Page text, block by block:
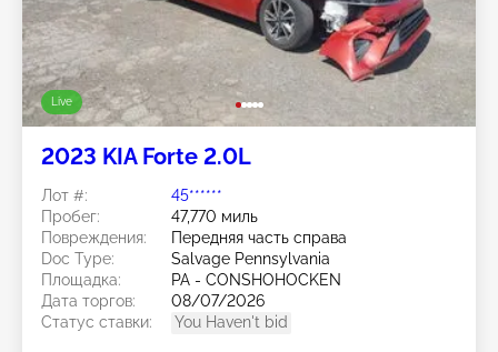
Live
2023 KIA Forte 2.0L
Лот #:
45******
Пробег:
47,770 миль
Повреждения:
Передняя часть справа
Doc Type:
Salvage Pennsylvania
Площадка:
PA - CONSHOHOCKEN
Дата торгов:
08/07/2026
Статус ставки:
You Haven't bid